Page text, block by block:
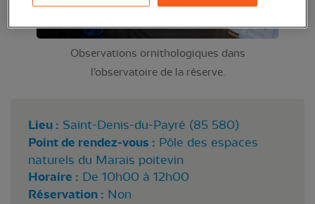
Observations ornithologiques dans
l’observatoire de la réserve.
Lieu : Saint-Denis-du-Payré (85 580)
Point de rendez-vous : Pôle des espaces
naturels du Marais poitevin
Horaire : De 10h00 à 12h00
Réservation : Non